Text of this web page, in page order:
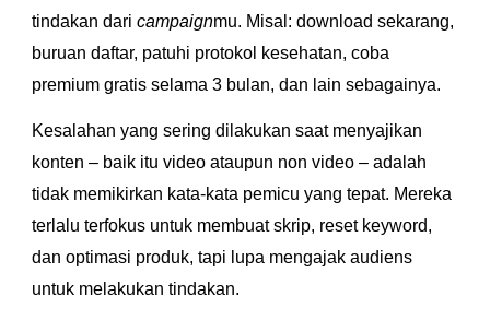
tindakan dari campaignmu. Misal: download sekarang,
buruan daftar, patuhi protokol kesehatan, coba
premium gratis selama 3 bulan, dan lain sebagainya.
Kesalahan yang sering dilakukan saat menyajikan
konten – baik itu video ataupun non video – adalah
tidak memikirkan kata-kata pemicu yang tepat. Mereka
terlalu terfokus untuk membuat skrip, reset keyword,
dan optimasi produk, tapi lupa mengajak audiens
untuk melakukan tindakan.